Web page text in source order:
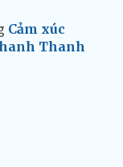
Cảm xúc
Thanh